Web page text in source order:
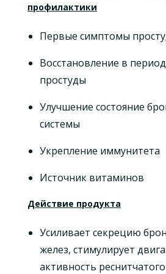
профилактики
Первые симптомы
Восстановление в
простуды
Улучшение состояние
системы
Укрепление иммунитета
Источник витаминов
Действие продукта
Усиливает секрецию
желез, стимулирует
активность